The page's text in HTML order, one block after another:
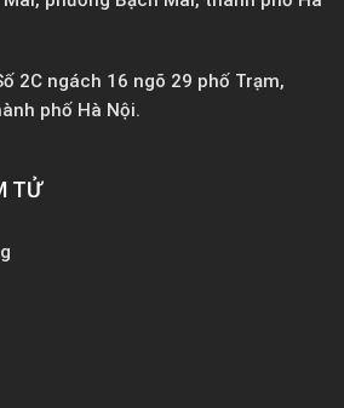
2C ngách 16 ngõ 29 phố Trạm,
phố Hà Nội.
TỬ